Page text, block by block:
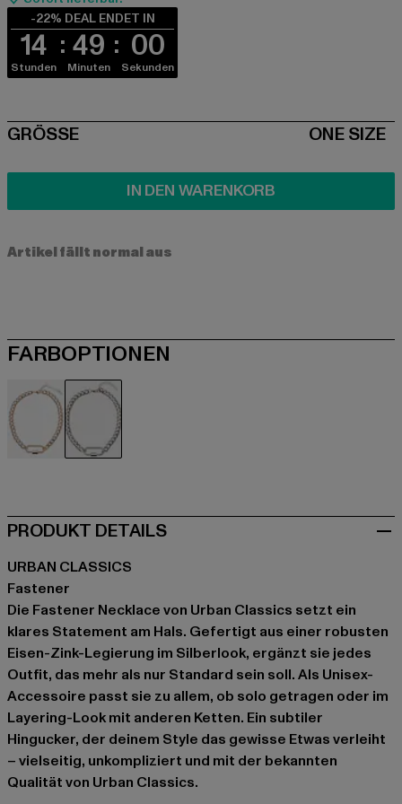
-22% DEAL ENDET IN
14
Stunden
48
Minuten
59
Sekunden
SIZE
GRÖSSE ONE SIZE
IN DEN WARENKORB
Artikel fällt normal aus
FARBOPTIONEN
PRODUKT DETAILS
URBAN CLASSICS
Fastener
Die Fastener Necklace von Urban Classics setzt ein
klares Statement am Hals. Gefertigt aus einer robusten
Eisen-Zink-Legierung im Silberlook, ergänzt sie jedes
Outfit, das mehr als nur Standard sein soll. Als Unisex-
Accessoire passt sie zu allem, ob solo getragen oder im
Layering-Look mit anderen Ketten. Ein subtiler
Hingucker, der deinem Style das gewisse Etwas verleiht
– vielseitig, unkompliziert und mit der bekannten
Qualität von Urban Classics.